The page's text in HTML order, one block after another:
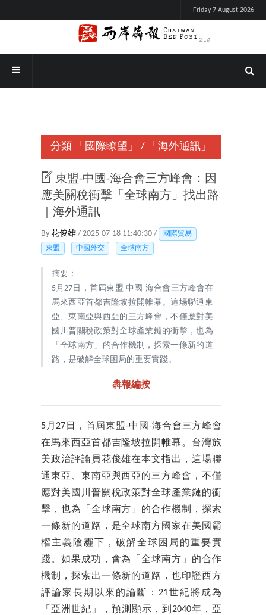
Friday 7 August 2026
分類 「國際瞭望」 / 「海外通訊」
東盟-中國-海合會三方峰會：因
應美關稅衝擊「全球南方」找出路
｜海外通訊
By 花俊雄 / 2025-07-18 11:40:30 /
國際貿易
東盟
中國外交 全球南方
摘要：
5月27日，首屆東盟-中國-海合會三方峰會在
馬來西亞首都吉隆坡拉開帷幕。這場聯通東
亞、東南亞與西亞的三方峰會，不僅應對美
國川普關稅政策對全球產業鏈的衝擊，也為
「全球南方」的合作機制，探索一條新的道
路，是破解全球困局的重要實踐。
犇報編按
5月27日，首屆東盟-中國-海合會三方峰會
在馬來西亞首都吉隆坡拉開帷幕。台灣旅
美政治評論員花俊雄在本文指出，這場聯
通東亞、東南亞與西亞的三方峰會，不僅
應對美國川普關稅政策對全球產業鏈的衝
擊，也為「全球南方」的合作機制，探索
一條新的道路，是全球南方國家在美國霸
權主義陰霾下，破解全球困局的重要實
踐。如果成功，會為「全球南方」的合作
機制，探索出一條新的道路，也印證西方
評論家長期以來的論斷：21世紀將成為
「亞洲世紀」，預測顯示，到2040年，亞